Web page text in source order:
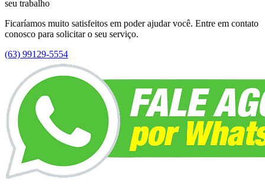
seu trabalho
Ficaríamos muito satisfeitos em poder ajudar você. Entre em contato
conosco para solicitar o seu serviço.
(63) 99129-5554